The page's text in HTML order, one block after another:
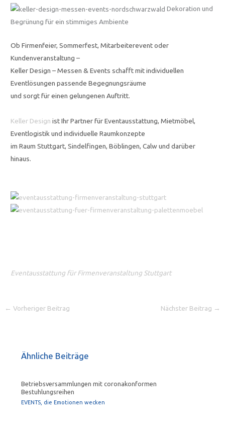
Dekoration und
Begrünung für ein stimmiges Ambiente
Ob Firmenfeier, Sommerfest, Mitarbeiterevent oder
Kundenveranstaltung –
Keller Design – Messen & Events schafft mit individuellen
Eventlösungen passende Begegnungsräume
und sorgt für einen gelungenen Auftritt.
Keller Design ist Ihr Partner für Eventausstattung, Mietmöbel,
Eventlogistik und individuelle Raumkonzepte
im Raum Stuttgart, Sindelfingen, Böblingen, Calw und darüber
hinaus.
Eventausstattung für Firmenveranstaltung Stuttgart
← Vorheriger Beitrag Nächster Beitrag →
Ähnliche Beiträge
Betriebsversammlungen mit coronakonformen
Bestuhlungsreihen
EVENTS, die Emotionen wecken